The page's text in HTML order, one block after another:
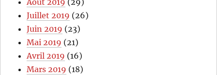
Août 2019 (29)
Juillet 2019 (26)
Juin 2019 (23)
Mai 2019 (21)
Avril 2019 (16)
Mars 2019 (18)